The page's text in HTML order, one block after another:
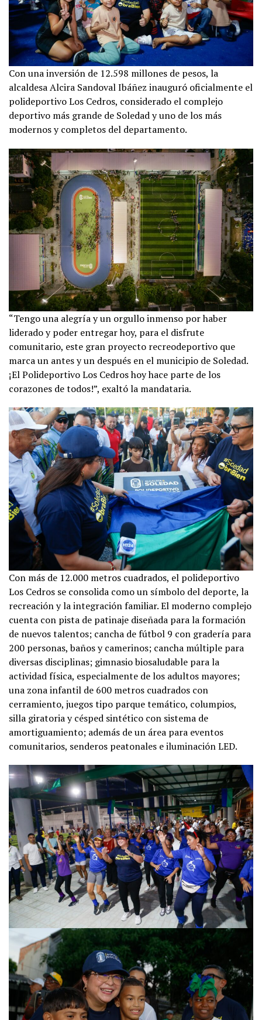
Con una inversión de 12.598 millones de pesos, la
alcaldesa Alcira Sandoval Ibáñez inauguró oficialmente el
polideportivo Los Cedros, considerado el complejo
deportivo más grande de Soledad y uno de los más
modernos y completos del departamento.
“Tengo una alegría y un orgullo inmenso por haber
liderado y poder entregar hoy, para el disfrute
comunitario, este gran proyecto recreodeportivo que
marca un antes y un después en el municipio de Soledad.
¡El Polideportivo Los Cedros hoy hace parte de los
corazones de todos!”, exaltó la mandataria.
Con más de 12.000 metros cuadrados, el polideportivo
Los Cedros se consolida como un símbolo del deporte, la
recreación y la integración familiar. El moderno complejo
cuenta con pista de patinaje diseñada para la formación
de nuevos talentos; cancha de fútbol 9 con gradería para
200 personas, baños y camerinos; cancha múltiple para
diversas disciplinas; gimnasio biosaludable para la
actividad física, especialmente de los adultos mayores;
una zona infantil de 600 metros cuadrados con
cerramiento, juegos tipo parque temático, columpios,
silla giratoria y césped sintético con sistema de
amortiguamiento; además de un área para eventos
comunitarios, senderos peatonales e iluminación LED.